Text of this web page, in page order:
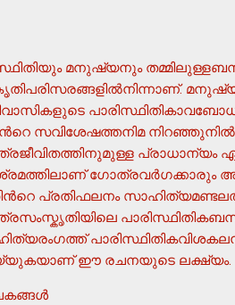
മനുഷ്യനും
സവിശേഷത്തനിമ
പ്രാധാന്യം
ഗോത്രവര്‍ഗക്കാരും
പ്രതിഫലനം
ഈ രചനയുടെ ലക്ഷ്യം.